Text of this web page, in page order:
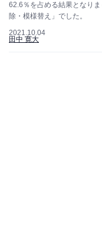
62.6％を占める結果となり
除・模様替え」でした。
2021.10.04
田中 寛大